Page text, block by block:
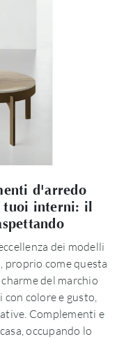
d'arredo
tuoi interni: il
dei modelli
proprio come questa
del marchio
colore e gusto,
Complementi e
occupando lo